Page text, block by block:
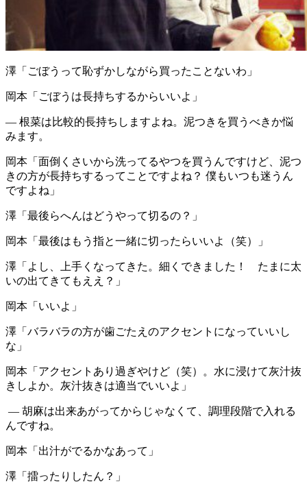
澤 「ごぼうって恥ずかしながら買ったことないわ」
岡本 「ごぼうは長持ちするからいいよ」
― 根菜は比較的長持ちしますよね。泥つきを買うべきか悩
みます。
岡本 「面倒くさいから洗ってるやつを買うんですけど、泥つ
きの方が長持ちするってことですよね？ 僕もいつも迷うん
ですよね」
澤 「最後らへんはどうやって切るの？」
岡本 「最後はもう指と一緒に切ったらいいよ（笑）」
澤 「よし、上手くなってきた。細くできました！ たまに太
いの出てきてもええ？」
岡本 「いいよ」
澤 「バラバラの方が歯ごたえのアクセントになっていいし
な」
岡本 「アクセントあり過ぎやけど（笑）。水に浸けて灰汁抜
きしよか。灰汁抜きは適当でいいよ」
― 胡麻は出来あがってからじゃなくて、調理段階で入れる
んですね。
岡本 「出汁がでるかなあって」
澤 「擂ったりしたん？」